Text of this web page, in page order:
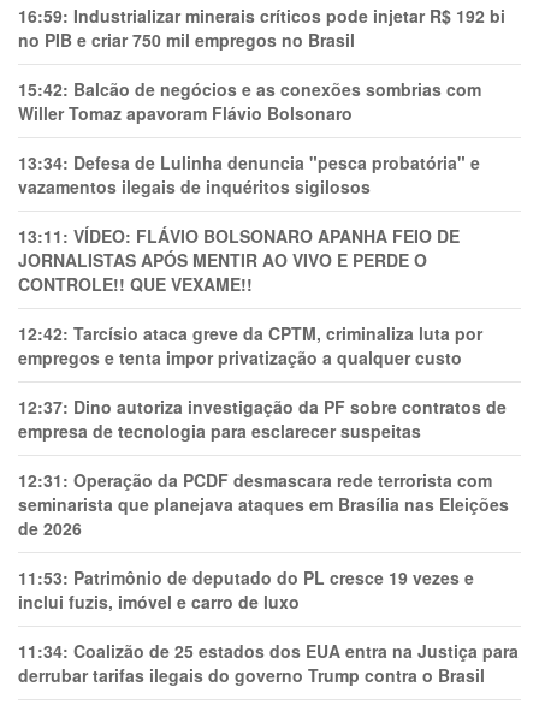
16:59: Industrializar minerais críticos pode injetar R$ 192 bi
no PIB e criar 750 mil empregos no Brasil
15:42: Balcão de negócios e as conexões sombrias com
Willer Tomaz apavoram Flávio Bolsonaro
13:34: Defesa de Lulinha denuncia "pesca probatória" e
vazamentos ilegais de inquéritos sigilosos
13:11: VÍDEO: FLÁVIO BOLSONARO APANHA FEIO DE
JORNALISTAS APÓS MENTIR AO VIVO E PERDE O
CONTROLE!! QUE VEXAME!!
12:42: Tarcísio ataca greve da CPTM, criminaliza luta por
empregos e tenta impor privatização a qualquer custo
12:37: Dino autoriza investigação da PF sobre contratos de
empresa de tecnologia para esclarecer suspeitas
12:31: Operação da PCDF desmascara rede terrorista com
seminarista que planejava ataques em Brasília nas Eleições
de 2026
11:53: Patrimônio de deputado do PL cresce 19 vezes e
inclui fuzis, imóvel e carro de luxo
11:34: Coalizão de 25 estados dos EUA entra na Justiça para
derrubar tarifas ilegais do governo Trump contra o Brasil